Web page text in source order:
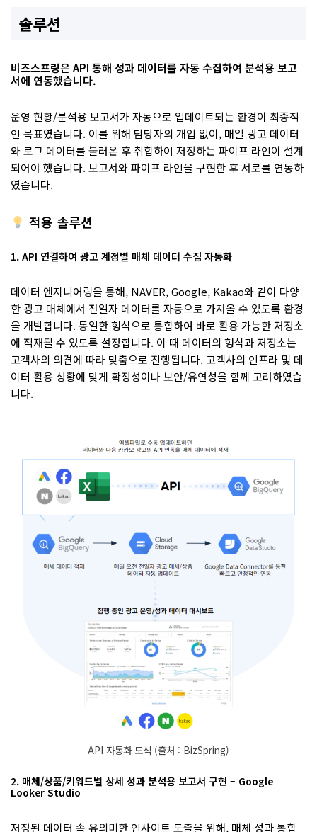
솔루션
비즈스프링은 API 통해 성과 데이터를 자동 수집하여 분석용 보고
서에 연동했습니다.
운영 현황/분석용 보고서가 자동으로 업데이트되는 환경이 최종적
인 목표였습니다. 이를 위해 담당자의 개입 없이, 매일 광고 데이터
와 로그 데이터를 불러온 후 취합하여 저장하는 파이프 라인이 설계
되어야 했습니다. 보고서와 파이프 라인을 구현한 후 서로를 연동하
였습니다.
적용 솔루션
1. API 연결하여 광고 계정별 매체 데이터 수집 자동화
데이터 엔지니어링을 통해, NAVER, Google, Kakao와 같이 다양
한 광고 매체에서 전일자 데이터를 자동으로 가져올 수 있도록 환경
을 개발합니다. 동일한 형식으로 통합하여 바로 활용 가능한 저장소
에 적재될 수 있도록 설정합니다. 이 때 데이터의 형식과 저장소는
고객사의 의견에 따라 맞춤으로 진행됩니다. 고객사의 인프라 및 데
이터 활용 상황에 맞게 확장성이나 보안/유연성을 함께 고려하였습
니다.
API 자동화 도식 (출처 : BizSpring)
2. 매체/상품/키워드별 상세 성과 분석용 보고서 구현 – Google
Looker Studio
저장된 데이터 속 유의미한 인사이트 도출을 위해, 매체 성과 통합